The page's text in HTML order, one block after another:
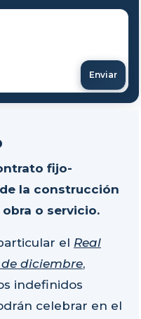
Enviar
fijo-
la construcción
o servicio.
el Real
de diciembre,
indefinidos
celebrar en el